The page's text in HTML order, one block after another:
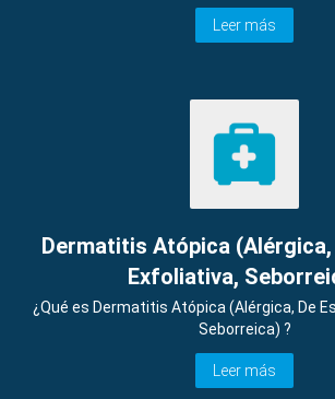
Leer más
Dermatitis Atópica (Alérgica,
Exfoliativa,
¿Qué es Dermatitis Atópica (Alérgica, De
Seborreica) ?
Leer más